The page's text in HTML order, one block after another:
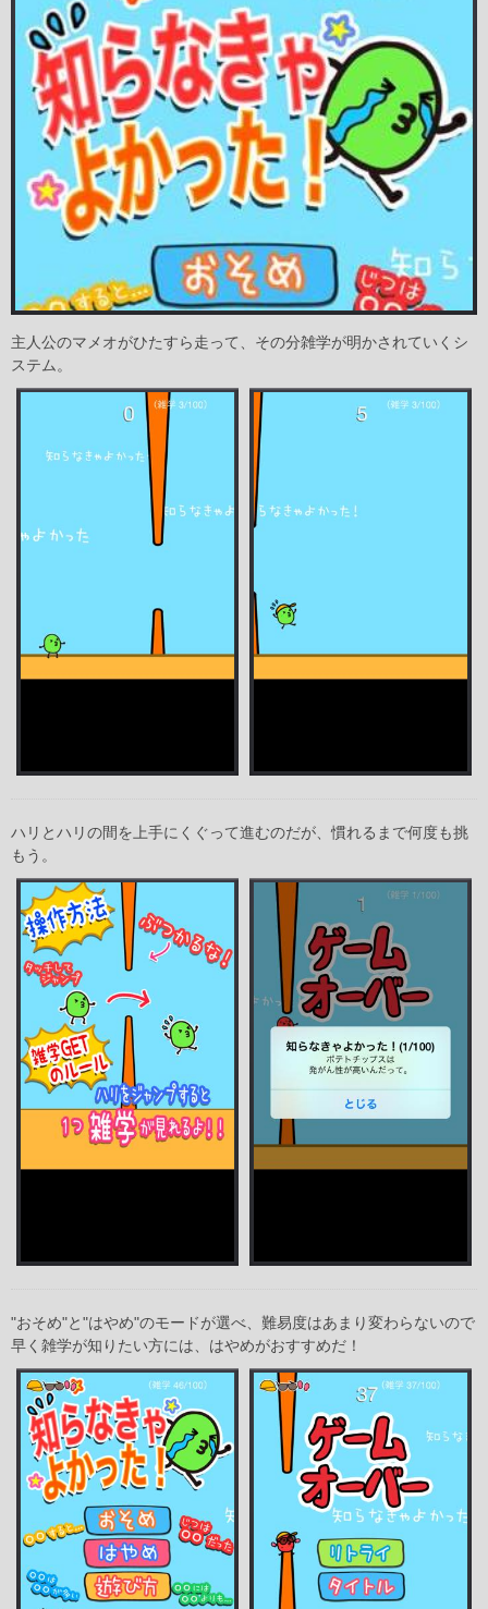
主人公のマメオがひたすら走って、その分雑学が明かされていくシ
ステム。
ハリとハリの間を上手にくぐって進むのだが、慣れるまで何度も挑
もう。
"おそめ"と"はやめ"のモードが選べ、難易度はあまり変わらないので
早く雑学が知りたい方には、はやめがおすすめだ！